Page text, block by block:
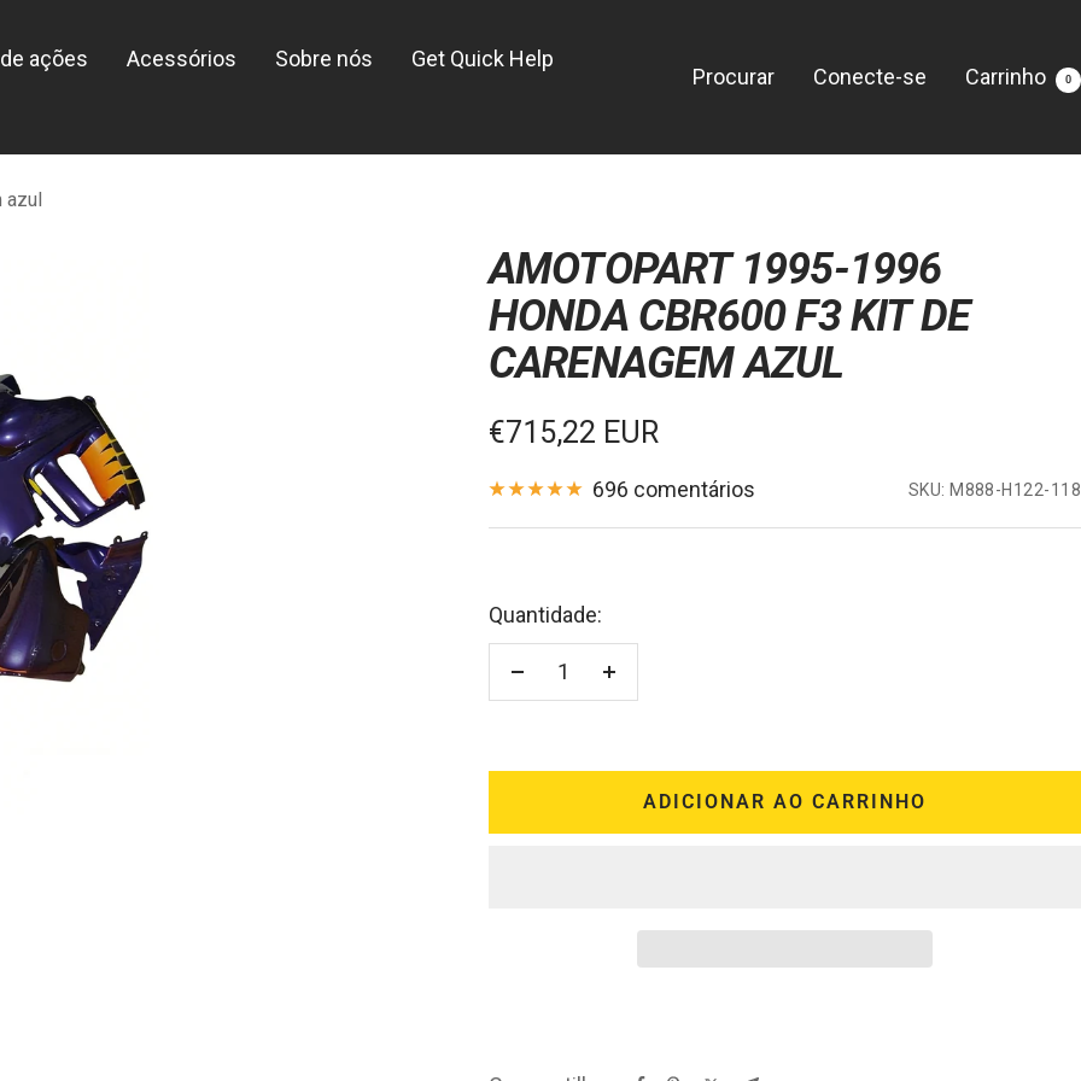
ações Acessórios Sobre nós Get Quick Help
Procurar Conecte-se Carrinho 0
azul
AMOTOPART 1995-1996
HONDA CBR600 F3 KIT DE
CARENAGEM AZUL
Preço
de
venda
€715,22 EUR
696 comentários SKU:M888-H122-118
Quantidade:
ADICIONAR AO CARRINHO